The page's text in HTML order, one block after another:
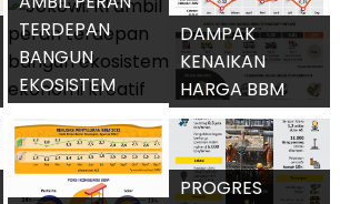
ATASI DAERAH
RENTAN RAWAN
PANGAN
KARTU KREDIT
PEMERINTAH
DOMESTIK
BERBASIS QRIS
DEFLASI
EKONOMI
NASIONAL PADA
AGUSTUS 2022
PENERIMAAN